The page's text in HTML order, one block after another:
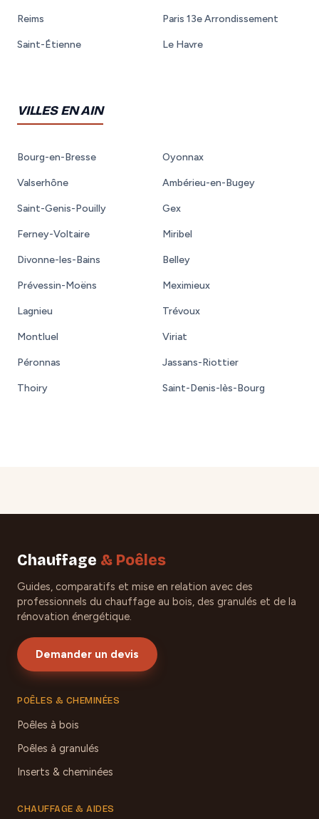
Reims Paris 13e Arrondissement
Saint-Étienne Le Havre
VILLES EN AIN
Bourg-en-Bresse Oyonnax
Valserhône Ambérieu-en-Bugey
Saint-Genis-Pouilly Gex
Ferney-Voltaire Miribel
Divonne-les-Bains Belley
Prévessin-Moëns Meximieux
Lagnieu Trévoux
Montluel Viriat
Péronnas Jassans-Riottier
Thoiry Saint-Denis-lès-Bourg
Chauffage & Poêles
Guides, comparatifs et mise en relation avec des
professionnels du chauffage au bois, des granulés et de la
rénovation énergétique.
Demander un devis
POÊLES & CHEMINÉES
Poêles à bois
Poêles à granulés
Inserts & cheminées
CHAUFFAGE & AIDES